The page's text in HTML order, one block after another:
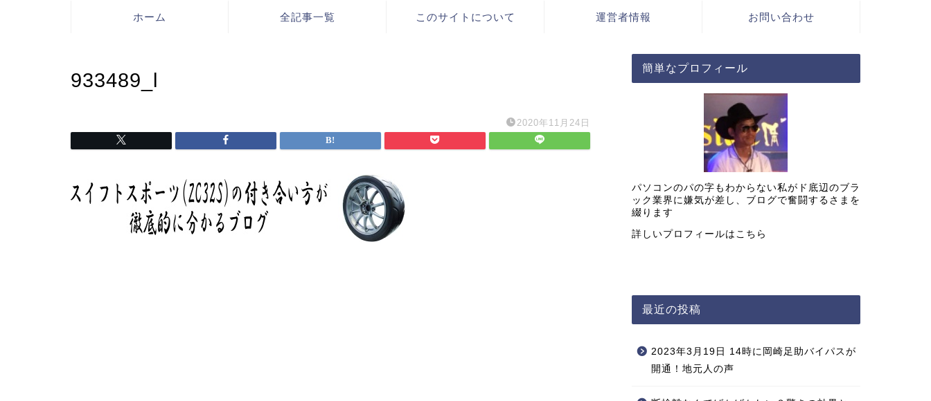
ホーム 全記事一覧 このサイトについて 運営者情報 お問い合わせ
933489_l
2020年11月24日
簡単なプロフィール
パソコンのパの字もわからない私がド底辺のブラ
ック業界に嫌気が差し、ブログで奮闘するさまを
綴ります
詳しいプロフィールは こちら
最近の投稿
2023年3月19日 14時に岡崎足助バイパスが
開通！地元人の声